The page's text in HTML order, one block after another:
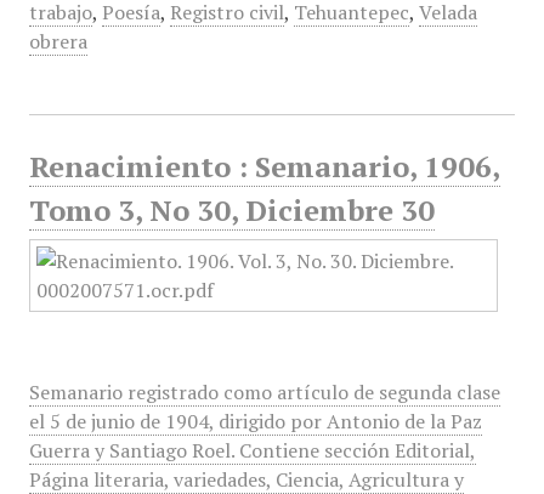
trabajo, Poesía, Registro civil, Tehuantepec, Velada
obrera
Renacimiento : Semanario, 1906,
Tomo 3, No 30, Diciembre 30
Semanario registrado como artículo de segunda clase
el 5 de junio de 1904, dirigido por Antonio de la Paz
Guerra y Santiago Roel. Contiene sección Editorial,
Página literaria, variedades, Ciencia, Agricultura y